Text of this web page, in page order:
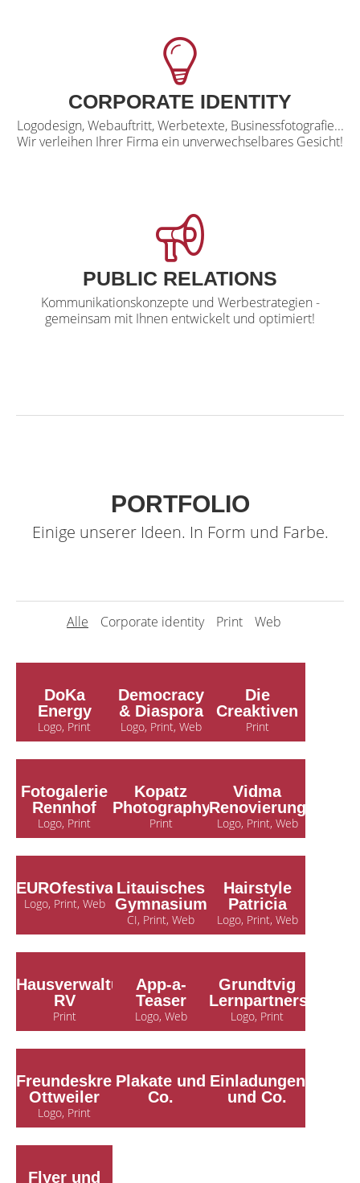
CORPORATE IDENTITY
Logodesign, Webauftritt, Werbetexte, Businessfotografie...
Wir verleihen Ihrer Firma ein unverwechselbares Gesicht!
PUBLIC RELATIONS
Kommunikationskonzepte und Werbestrategien -
gemeinsam mit Ihnen entwickelt und optimiert!
PORTFOLIO
Einige unserer Ideen. In Form und Farbe.
Alle Corporate identity Print Web
DoKa
Energy
Logo, Print
Democracy
& Diaspora
Logo, Print, Web
Die
Creaktiven
Print
Fotogalerie
Rennhof
Logo, Print
Kopatz
Photography
Print
Vidma
Renovierungen
Logo, Print, Web
EUROfestival
Logo, Print, Web
Litauisches
Gymnasium
CI, Print, Web
Hairstyle
Patricia
Logo, Print, Web
Hausverwaltung
RV
Print
App-a-
Teaser
Logo, Web
Grundtvig
Lernpartnerschaft
Logo, Print
Freundeskreis
Ottweiler
Logo, Print
Plakate und
Co.
Einladungen
und Co.
Flyer und